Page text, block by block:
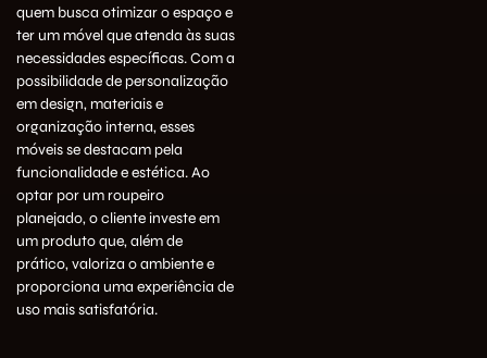
quem busca otimizar o espaço e
ter um móvel que atenda às suas
necessidades específicas. Com a
possibilidade de personalização
em design, materiais e
organização interna, esses
móveis se destacam pela
funcionalidade e estética. Ao
optar por um roupeiro
planejado, o cliente investe em
um produto que, além de
prático, valoriza o ambiente e
proporciona uma experiência de
uso mais satisfatória.